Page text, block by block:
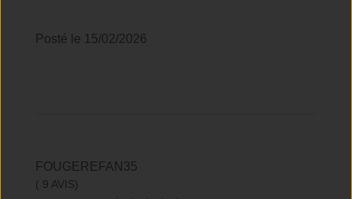
Posté le 15/02/2026
FOUGEREFAN35
( 9 AVIS)